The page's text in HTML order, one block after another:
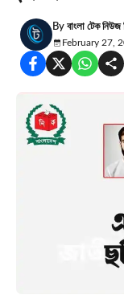
By বাংলা টেক নিউজ
February 27,